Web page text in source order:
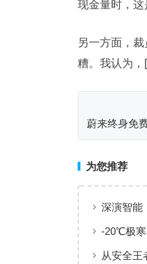
现金量时，这
另一方面，
糟。我认为，
蔚来终身免
为您推荐
深演智能
业AI决策
-20℃极寒
测：最快
从安全王